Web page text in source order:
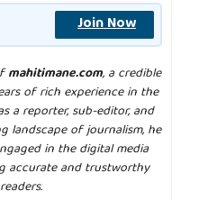
Join Now
mahitimane.com, a credible
of rich experience in the
a reporter, sub-editor, and
landscape of journalism, he
in the digital media
accurate and trustworthy